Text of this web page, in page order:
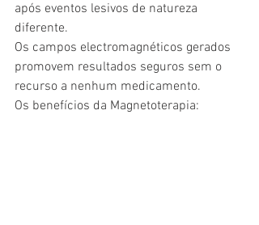
após eventos lesivos de natureza
diferente.
Os campos electromagnéticos gerados
promovem resultados seguros sem o
recurso a nenhum medicamento.
Os benefícios da Magnetoterapia: